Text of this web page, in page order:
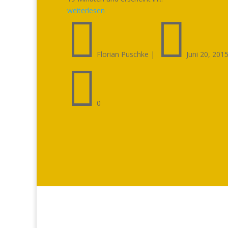
weiterlesen
 Florian Puschke |  Juni 20, 2015
 0